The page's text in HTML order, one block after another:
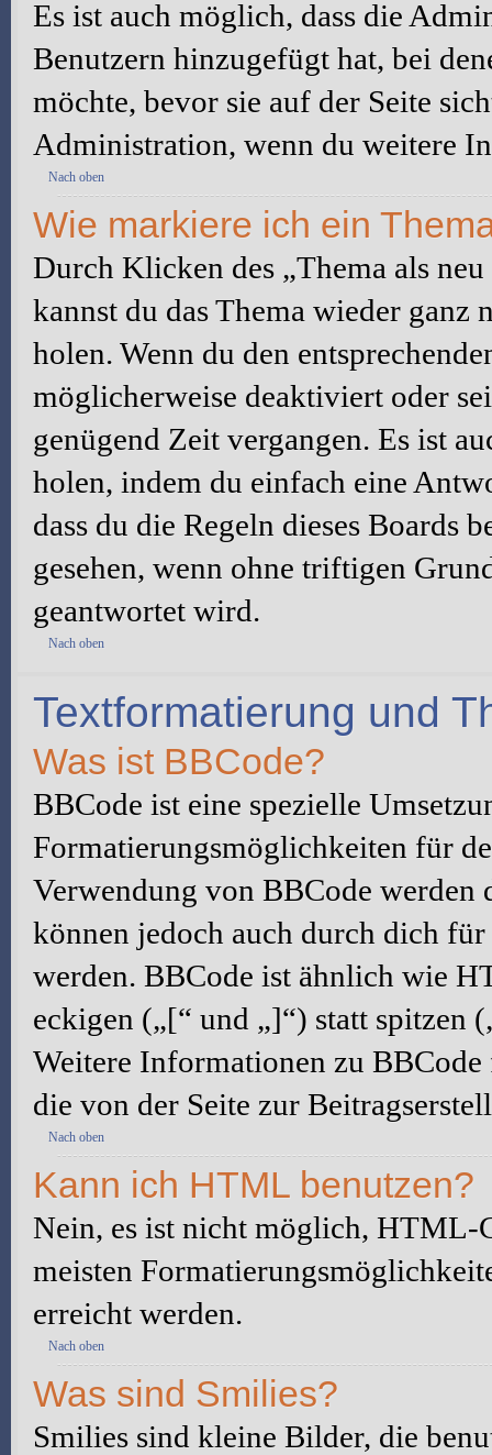
Es ist auch möglich, dass die
Benutzern hinzugefügt hat, bei
möchte, bevor sie auf der Seite
Administration, wenn du weitere
Nach oben
Wie markiere ich ein
Durch Klicken des „Thema als
kannst du das Thema wieder ganz
holen. Wenn du den
möglicherweise deaktiviert oder
genügend Zeit vergangen. Es ist
holen, indem du einfach eine
dass du die Regeln dieses Boards
gesehen, wenn ohne triftigen
geantwortet wird.
Nach oben
Textformatierung und
Was ist BBCode?
BBCode ist eine spezielle
Formatierungsmöglichkeiten für
Verwendung von BBCode
können jedoch auch durch dich
werden. BBCode ist ähnlich wie
eckigen („[“ und „]“) statt spitzen
Weitere Informationen zu
die von der Seite zur
Nach oben
Kann ich HTML benutzen?
Nein, es ist nicht möglich, HTML-
meisten
erreicht werden.
Nach oben
Was sind Smilies?
Smilies sind kleine Bilder, die